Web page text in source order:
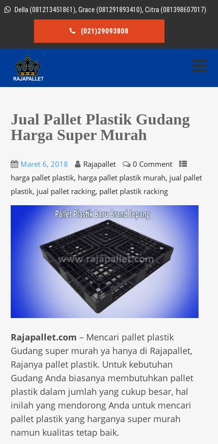
Della (081213451861), Grace (081291893410), Citra (081398607017)
(021)29093808
Jual Pallet Plastik Gudang
Harga Super Murah
Maret 6, 2018 Rajapallet
0 Comment
harga pallet plastik, harga pallet plastik murah, jual pallet
plastik, jual pallet racking, pallet plastik racking
Rajapallet.com – Mencari pallet plastik
Gudang super murah ya hanya di Rajapallet,
Rajanya pallet plastik. Untuk kebutuhan
Gudang Anda biasanya membutuhkan pallet
plastik dalam jumlah yang cukup besar, hal
inilah yang mendorong Anda untuk mencari
pallet plastik yang harganya super murah
namun kualitas tetap baik.